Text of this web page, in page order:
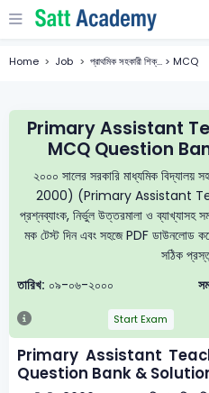
Home Job প্রাথমিক সহকারী শিক্... > MCQ
Primary Assistant
MCQ Question
২০০০ সালের সরকারি মাধ্যমিক
2000) (Primary Assistant
প্রশ্নব্যাংক, নির্ভুল উত্তরমালা ও ব্যাখ্যাসহ
মক টেস্ট দিন এবং সহজে PDF ডাউনলোড
সঠিক
তারিখ: ০৯-০৬-২০০০
Start Exam
Primary Assistant
Question Bank &